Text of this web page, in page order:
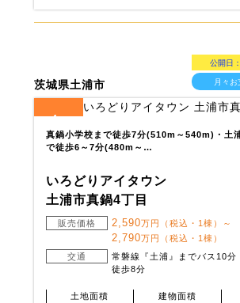
茨城県土浦市
公開日：
月々
4
真鍋小学校まで徒歩7分(510m～540m)・土
で徒歩6～7分(480m～…
いろどりアイタウン
土浦市真鍋4丁目
販売価格 2,590万円（税込・1棟）～
2,790万円（税込・1棟）
交通
常磐線『土浦』までバス10分
徒歩8分
土地面積
建物面積